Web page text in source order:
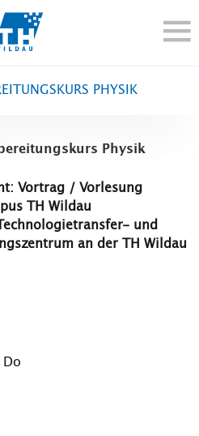
TH-
Webmail Moodle
PHYSIK
Physik
Vortrag / Vorlesung
TH Wildau
und
an der TH Wildau